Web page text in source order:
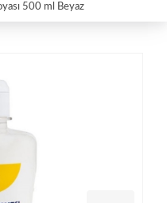
500 ml Beyaz